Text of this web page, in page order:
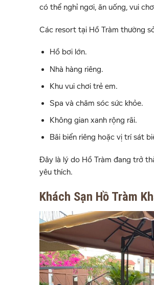
có thể nghỉ ngơi, ăn uống, vui
Các resort tại Hồ Tràm thường
Hồ bơi lớn.
Nhà hàng riêng.
Khu vui chơi trẻ em.
Spa và chăm sóc sức khỏe.
Không gian xanh rộng rãi.
Bãi biển riêng hoặc vị trí sát
Đây là lý do Hồ Tràm đang trở
yêu thích.
Khách Sạn Hồ Tràm